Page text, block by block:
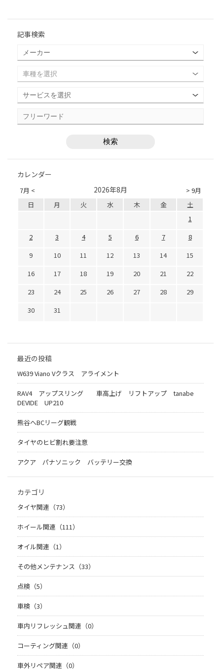
記事検索
カレンダー
7月 < > 9月
2026年8月
日 月 火 水 木 金
土
1
2
3 4 5 6 7
8
9
10 11 12 13 14
15
16
17 18 19 20 21
22
23
24 25 26 27 28
29
30
31
最近の投稿
W639 Viano Vクラス アライメント
RAV4 アップスリング 車高上げ リフトアップ tanabe
DEVIDE UP210
熊谷へBCリーグ観戦
タイヤのヒビ割れ要注意
アクア パナソニック バッテリー交換
カテゴリ
タイヤ関連（73）
ホイール関連（111）
オイル関連（1）
その他メンテナンス（33）
点検（5）
車検（3）
車内リフレッシュ関連（0）
コーティング関連（0）
車外リペア関連（0）